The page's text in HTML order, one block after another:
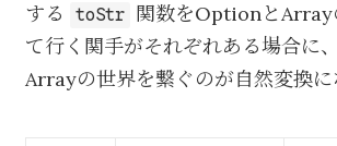
する
toStr 関数をOptionとArray
て行く関手がそれぞれある場合に
Arrayの世界を繋ぐのが自然変換に